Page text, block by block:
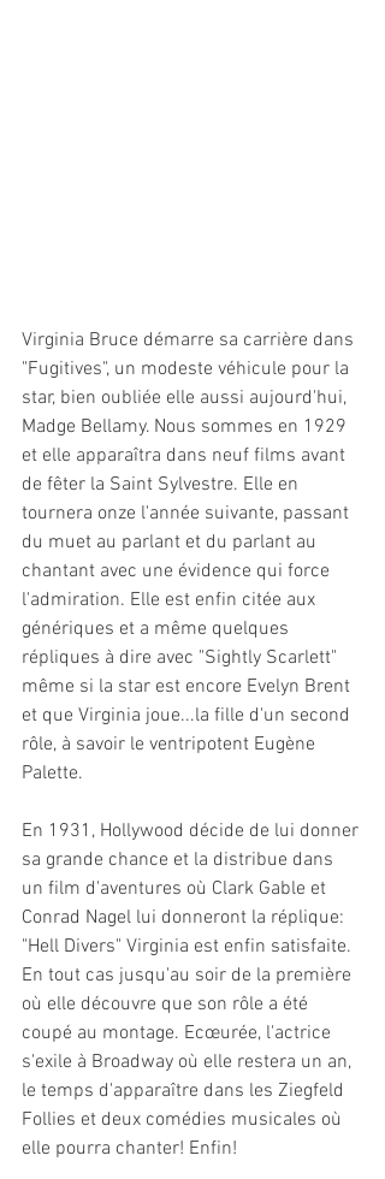
Virginia Bruce démarre sa carrière dans
"Fugitives", un modeste véhicule pour la
star, bien oubliée elle aussi aujourd'hui,
Madge Bellamy. Nous sommes en 1929
et elle apparaîtra dans neuf films avant
de fêter la Saint Sylvestre. Elle en
tournera onze l'année suivante, passant
du muet au parlant et du parlant au
chantant avec une évidence qui force
l'admiration. Elle est enfin citée aux
génériques et a même quelques
répliques à dire avec "Sightly Scarlett"
même si la star est encore Evelyn Brent
et que Virginia joue...la fille d'un second
rôle, à savoir le ventripotent Eugène
Palette.
En 1931, Hollywood décide de lui donner
sa grande chance et la distribue dans
un film d'aventures où Clark Gable et
Conrad Nagel lui donneront la réplique:
"Hell Divers" Virginia est enfin satisfaite.
En tout cas jusqu'au soir de la première
où elle découvre que son rôle a été
coupé au montage. Ecœurée, l'actrice
s'exile à Broadway où elle restera un an,
le temps d'apparaître dans les Ziegfeld
Follies et deux comédies musicales où
elle pourra chanter! Enfin!